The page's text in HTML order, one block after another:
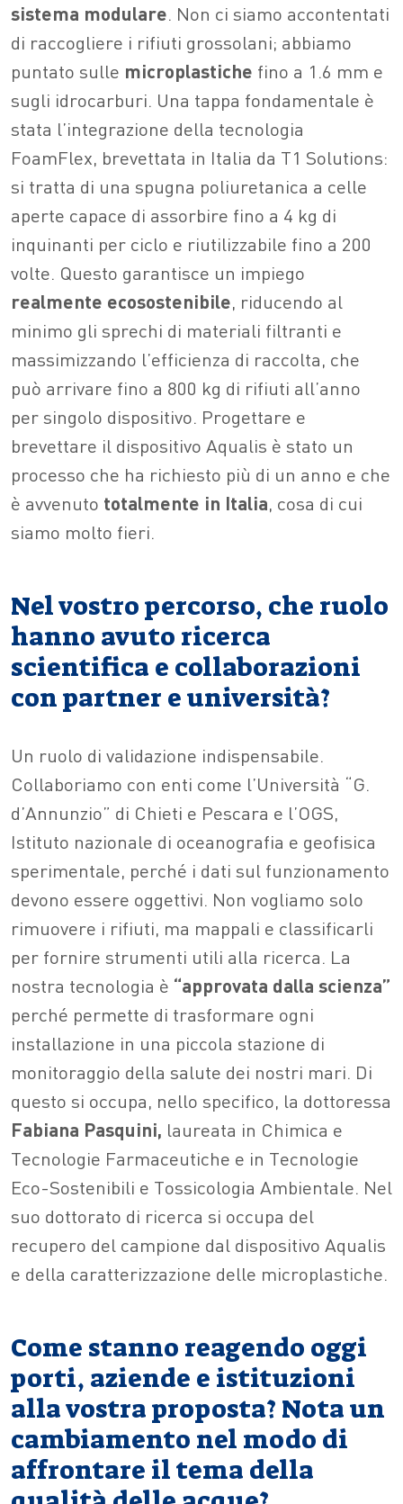
sistema modulare. Non ci siamo accontentati
di raccogliere i rifiuti grossolani; abbiamo
puntato sulle microplastiche fino a 1.6 mm e
sugli idrocarburi. Una tappa fondamentale è
stata l’integrazione della tecnologia
FoamFlex, brevettata in Italia da T1 Solutions:
si tratta di una spugna poliuretanica a celle
aperte capace di assorbire fino a 4 kg di
inquinanti per ciclo e riutilizzabile fino a 200
volte. Questo garantisce un impiego
realmente ecosostenibile, riducendo al
minimo gli sprechi di materiali filtranti e
massimizzando l’efficienza di raccolta, che
può arrivare fino a 800 kg di rifiuti all’anno
per singolo dispositivo. Progettare e
brevettare il dispositivo Aqualis è stato un
processo che ha richiesto più di un anno e che
è avvenuto totalmente in Italia, cosa di cui
siamo molto fieri.
Nel vostro percorso, che ruolo
hanno avuto ricerca
scientifica e collaborazioni
con partner e università?
Un ruolo di validazione indispensabile.
Collaboriamo con enti come l’Università “G.
d’Annunzio” di Chieti e Pescara e l’OGS,
Istituto nazionale di oceanografia e geofisica
sperimentale, perché i dati sul funzionamento
devono essere oggettivi. Non vogliamo solo
rimuovere i rifiuti, ma mappali e classificarli
per fornire strumenti utili alla ricerca. La
nostra tecnologia è “approvata dalla scienza”
perché permette di trasformare ogni
installazione in una piccola stazione di
monitoraggio della salute dei nostri mari. Di
questo si occupa, nello specifico, la dottoressa
Fabiana Pasquini, laureata in Chimica e
Tecnologie Farmaceutiche e in Tecnologie
Eco-Sostenibili e Tossicologia Ambientale. Nel
suo dottorato di ricerca si occupa del
recupero del campione dal dispositivo Aqualis
e della caratterizzazione delle microplastiche.
Come stanno reagendo oggi
porti, aziende e istituzioni
alla vostra proposta? Nota un
cambiamento nel modo di
affrontare il tema della